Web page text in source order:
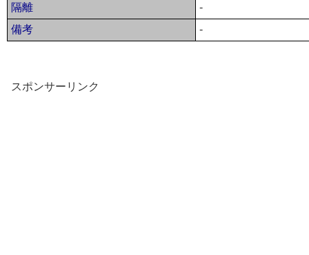
隔離
-
備考
-
スポンサーリンク